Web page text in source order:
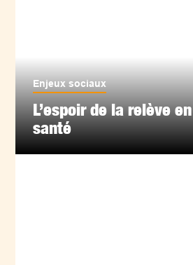
Enjeux sociaux
L’espoir de la relève en
santé